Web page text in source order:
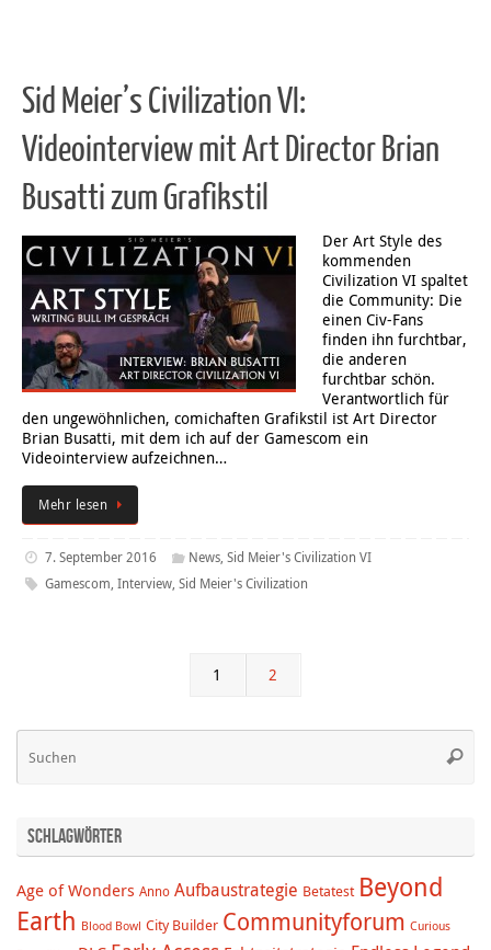
Sid Meier’s Civilization VI:
Videointerview mit Art Director Brian
Busatti zum Grafikstil
Der Art Style des
kommenden
Civilization VI spaltet
die Community: Die
einen Civ-Fans
finden ihn furchtbar,
die anderen
furchtbar schön.
Verantwortlich für
den ungewöhnlichen, comichaften Grafikstil ist Art Director
Brian Busatti, mit dem ich auf der Gamescom ein
Videointerview aufzeichnen…
Mehr lesen
7. September 2016 News,Sid Meier's Civilization VI
Gamescom, Interview, Sid Meier's Civilization
1 2
Schlagwörter
Age of Wonders Anno Aufbaustrategie Betatest Beyond
Earth Blood Bowl City Builder Communityforum Curious